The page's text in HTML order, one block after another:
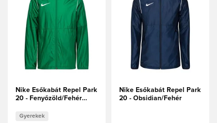
Nike Esőkabát Repel Park
20 - Fenyőzöld/Fehér
Gyerekek
Nike Esőkabát Repel Park
20 - Obsidian/Fehér